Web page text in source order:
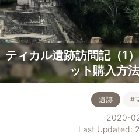
ティカル遺跡訪問記（1
ット購入方
遺跡 #
2020-
Last Updated: